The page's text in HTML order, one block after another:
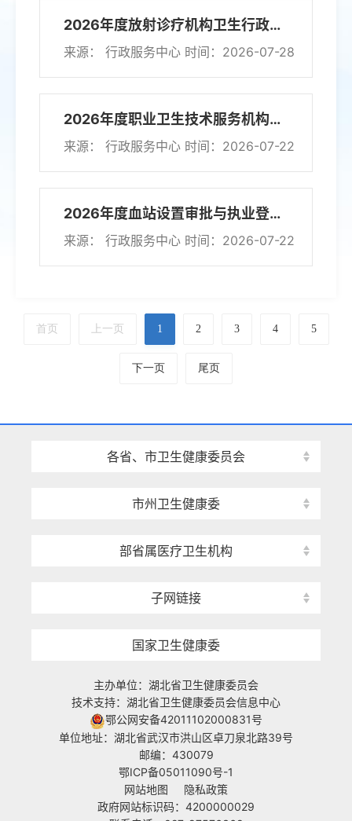
2026年度放射诊疗机构卫生行政许可公示（第25期）
来源： 行政服务中心 时间：2026-07-28
2026年度职业卫生技术服务机构行政许可公示（第7期）
来源： 行政服务中心 时间：2026-07-22
2026年度血站设置审批与执业登记许可公示（第5期）
来源： 行政服务中心 时间：2026-07-22
首页 上一页 1 2 3 4 5
下一页 尾页
各省、市卫生健康委员会
市州卫生健康委
部省属医疗卫生机构
子网链接
国家卫生健康委
主办单位：湖北省卫生健康委员会
技术支持：湖北省卫生健康委员会信息中心
鄂公网安备42011102000831号
单位地址：湖北省武汉市洪山区卓刀泉北路39号
邮编：430079
鄂ICP备05011090号-1
网站地图
隐私政策
政府网站标识码：4200000029